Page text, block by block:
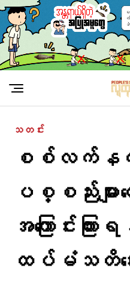
သတင်း
စစ်လက်နက်
ပစ္စည်းမျာ
အကြောင်းကြ
ထပ်မံသတိပ